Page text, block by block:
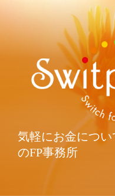
気軽にお金につい
のFP事務所